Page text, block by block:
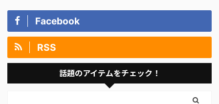
Facebook
RSS
話題のアイテムをチェック！